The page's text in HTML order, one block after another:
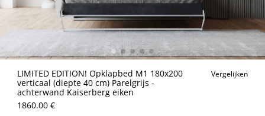
LIMITED EDITION! Opklapbed M1 180x200
verticaal (diepte 40 cm) Parelgrijs -
achterwand Kaiserberg eiken
Vergelijken
1860.00 €